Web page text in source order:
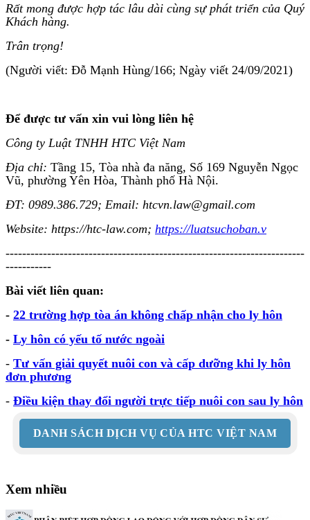
Rất mong được hợp tác lâu dài cùng sự phát triển của Quý
Khách hàng.
Trân trọng!
(Người viết: Đỗ Mạnh Hùng/166; Ngày viết 24/09/2021)
Để được tư vấn xin vui lòng liên hệ
Công ty Luật TNHH HTC Việt Nam
Địa chỉ: Tầng 15, Tòa nhà đa năng, Số 169 Nguyễn Ngọc
Vũ, phường Yên Hòa, Thành phố Hà Nội.
ĐT: 0989.386.729; Email: htcvn.law@gmail.com
Website: https://htc-law.com; https://luatsuchoban.v
------------------------------------------------------------------------
-----------
Bài viết liên quan:
- 22 trường hợp tòa án không chấp nhận cho ly hôn
- Ly hôn có yếu tố nước ngoài
- Tư vấn giải quyết nuôi con và cấp dưỡng khi ly hôn
đơn phương
- Điều kiện thay đổi người trực tiếp nuôi con sau ly hôn
DANH SÁCH DỊCH VỤ CỦA HTC VIỆT NAM
Xem nhiều